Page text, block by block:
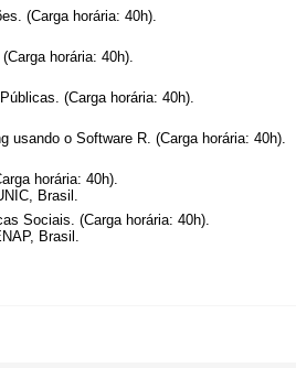
(Carga horária: 40h).
horária: 40h).
(Carga horária: 40h).
usando o Software R. (Carga horária: 40h).
horária: 40h).
Brasil.
Sociais. (Carga horária: 40h).
Brasil.